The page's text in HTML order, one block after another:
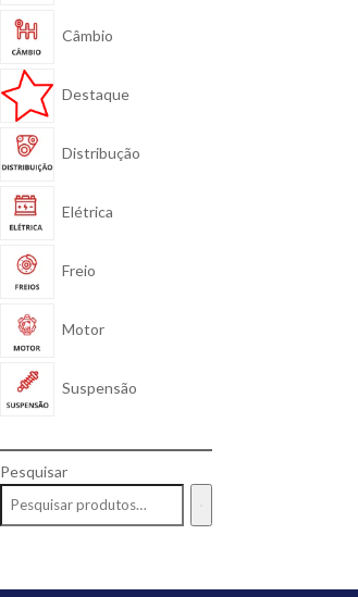
Câmbio
Destaque
Distribução
Elétrica
Freio
Motor
Suspensão
Pesquisar